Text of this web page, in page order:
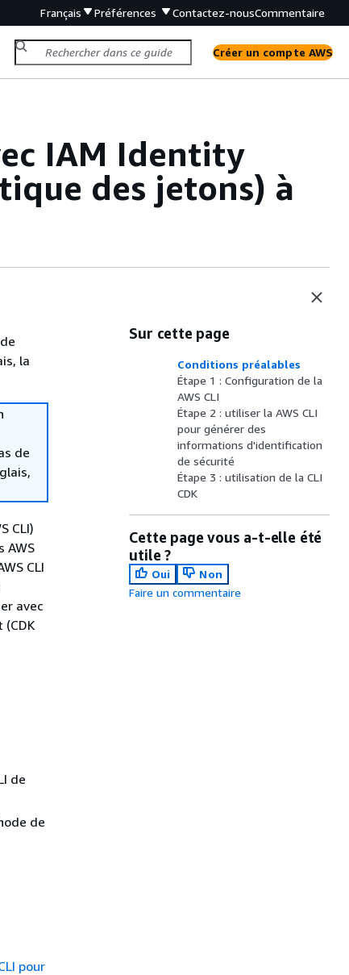
Français Préférences Contactez-nousCommentaire
Créer un compte AWS
IAM Identity
des jetons) à
la
de
CLI)
AWS
CLI
avec
(CDK
de
de
pour
Sur cette page
Conditions préalables
Étape 1 : Configuration de la
AWS CLI
Étape 2 : utiliser la AWS CLI
pour générer des
informations d'identification
de sécurité
Étape 3 : utilisation de la CLI
CDK
Cette page vous a-t-elle été
utile ?
Oui
Non
Faire un commentaire